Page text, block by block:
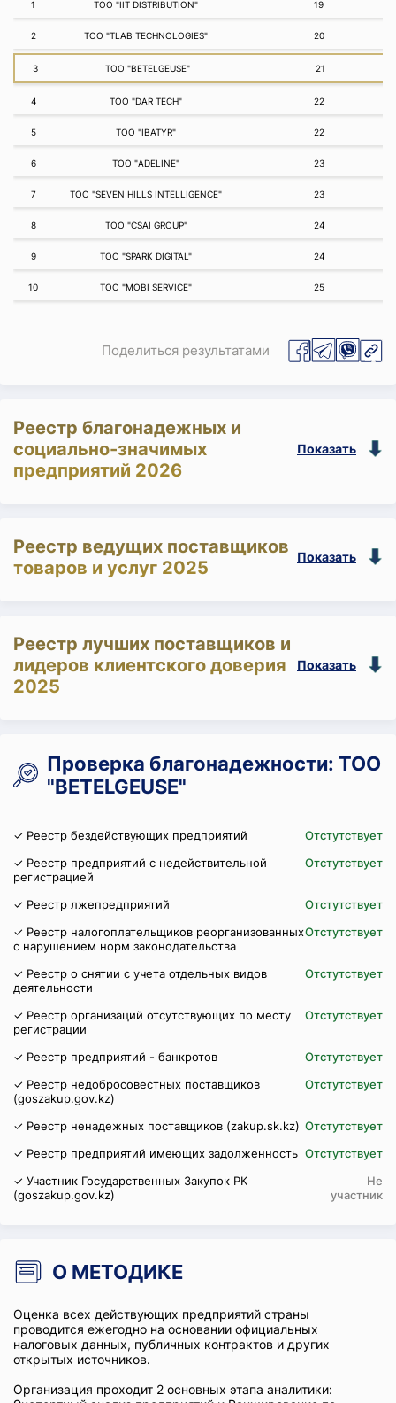
1 ТОО "IIT DISTRIBUTION" 19
2 ТОО "TLAB TECHNOLOGIES" 20
3 ТОО "BETELGEUSE" 21
4 ТОО "DAR TECH" 22
5 ТОО "IBATYR" 22
6 ТОО "ADELINE" 23
7 ТОО "SEVEN HILLS INTELLIGENCE" 23
8 ТОО "CSAI GROUP" 24
9 ТОО "SPARK DIGITAL" 24
10 ТОО "MOBI SERVICE" 25
Поделиться результатами
Реестр благонадежных и
социально-значимых
предприятий 2026
Показать
Реестр ведущих поставщиков
товаров и услуг 2025
Показать
Реестр лучших поставщиков и
лидеров клиентского доверия
2025
Показать
Проверка благонадежности: ТОО
"BETELGEUSE"
✓ Реестр бездействующих предприятий
Отстутствует
✓ Реестр предприятий с недействительной
регистрацией
Отстутствует
✓ Реестр лжепредприятий
Отстутствует
✓ Реестр налогоплательщиков реорганизованных
с нарушением норм законодательства
Отстутствует
✓ Реестр о снятии с учета отдельных видов
деятельности
Отстутствует
✓ Реестр организаций отсутствующих по месту
регистрации
Отстутствует
✓ Реестр предприятий - банкротов
Отстутствует
✓ Реестр недобросовестных поставщиков
(goszakup.gov.kz)
Отстутствует
✓ Реестр ненадежных поставщиков (zakup.sk.kz) Отстутствует
✓ Реестр предприятий имеющих задолженность Отстутствует
✓ Участник Государственных Закупок РК
(goszakup.gov.kz)
Не
участник
О МЕТОДИКЕ
Оценка всех действующих предприятий страны
проводится ежегодно на основании официальных
налоговых данных, публичных контрактов и других
открытых источников.
Организация проходит 2 основных этапа аналитики: